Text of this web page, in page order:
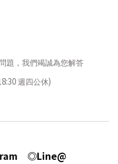
題，我們竭誠為您解答
週四公休)
◎Line@